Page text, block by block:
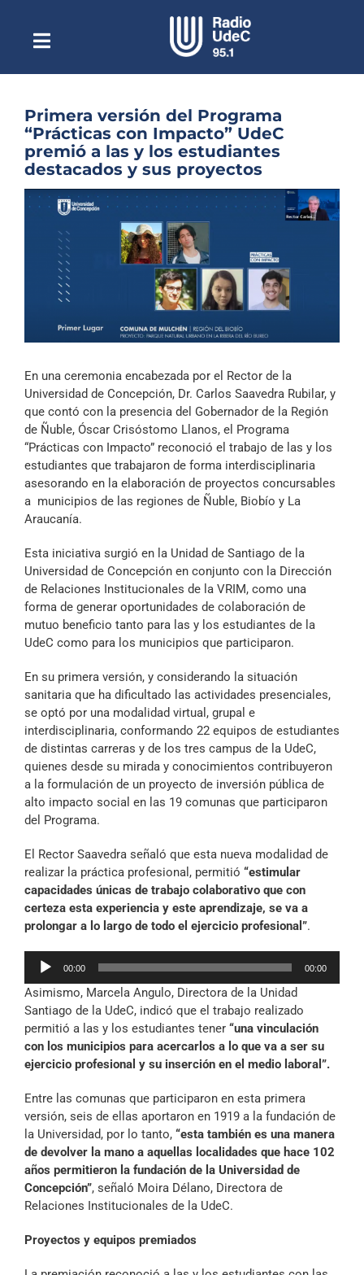
contenidoToggle
NavigationEscuchar Radio UdeC en vivo
Quiénes Somos
Programación
Podcast
Noticias
Reportajes
Columnas
Música Clásica
Especiales
Archivo Sonoro
Primera versión del Programa
“Prácticas con Impacto” UdeC
premió a las y los estudiantes
destacados y sus proyectos
Ver
imagen
grande
En una ceremonia encabezada por el Rector de la
Universidad de Concepción, Dr. Carlos Saavedra Rubilar, y
que contó con la presencia del Gobernador de la Región
de Ñuble, Óscar Crisóstomo Llanos, el Programa
“Prácticas con Impacto” reconoció el trabajo de las y los
estudiantes que trabajaron de forma interdisciplinaria
asesorando en la elaboración de proyectos concursables
a municipios de las regiones de Ñuble, Biobío y La
Araucanía.
Esta iniciativa surgió en la Unidad de Santiago de la
Universidad de Concepción en conjunto con la Dirección
de Relaciones Institucionales de la VRIM, como una
forma de generar oportunidades de colaboración de
mutuo beneficio tanto para las y los estudiantes de la
UdeC como para los municipios que participaron.
En su primera versión, y considerando la situación
sanitaria que ha dificultado las actividades presenciales,
se optó por una modalidad virtual, grupal e
interdisciplinaria, conformando 22 equipos de estudiantes
de distintas carreras y de los tres campus de la UdeC,
quienes desde su mirada y conocimientos contribuyeron
a la formulación de un proyecto de inversión pública de
alto impacto social en las 19 comunas que participaron
del Programa.
El Rector Saavedra señaló que esta nueva modalidad de
realizar la práctica profesional, permitió “estimular
capacidades únicas de trabajo colaborativo que con
certeza esta experiencia y este aprendizaje, se va a
prolongar a lo largo de todo el ejercicio profesional”.
Reproductor
audio
00:00 00:00
Asimismo, Marcela Angulo, Directora de la Unidad
Santiago de la UdeC, indicó que el trabajo realizado
permitió a las y los estudiantes tener “una vinculación
con los municipios para acercarlos a lo que va a ser su
ejercicio profesional y su inserción en el medio laboral”.
Entre las comunas que participaron en esta primera
versión, seis de ellas aportaron en 1919 a la fundación de
la Universidad, por lo tanto, “esta también es una manera
de devolver la mano a aquellas localidades que hace 102
años permitieron la fundación de la Universidad de
Concepción”, señaló Moira Délano, Directora de
Relaciones Institucionales de la UdeC.
Proyectos y equipos premiados